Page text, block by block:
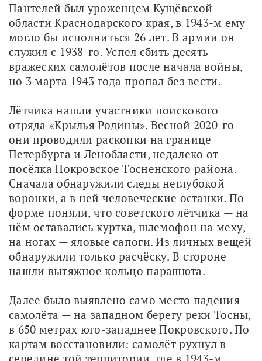
Пантелей был уроженцем Кущёвской
области Краснодарского края, в 1943-м ему
могло бы исполниться 26 лет. В армии он
служил с 1938-го. Успел сбить десять
вражеских самолётов после начала войны,
но 3 марта 1943 года пропал без вести.
Лётчика нашли участники поискового
отряда «Крылья Родины». Весной 2020-го
они проводили раскопки на границе
Петербурга и Ленобласти, недалеко от
посёлка Покровское Тосненского района.
Сначала обнаружили следы неглубокой
воронки, а в ней человеческие останки. По
форме поняли, что советского лётчика — на
нём оставались куртка, шлемофон на меху,
на ногах — яловые сапоги. Из личных вещей
обнаружили только расчёску. В стороне
нашли вытяжное кольцо парашюта.
Далее было выявлено само место падения
самолёта — на западном берегу реки Тосны,
в 650 метрах юго-западнее Покровского. По
картам восстановили: самолёт рухнул в